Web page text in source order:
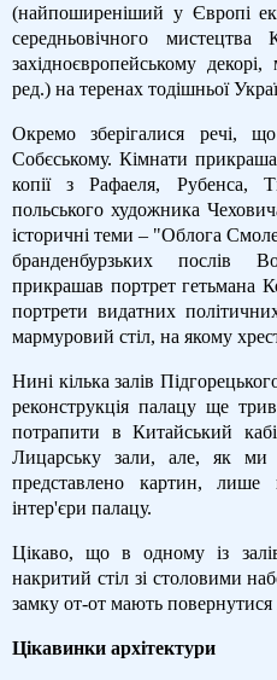
(найпоширеніший у Європі
середньовічного
західноєвропейському
ред.) на теренах тодішньої
Окремо зберігалися речі,
Собєському. Кімнати
копії з Рафаеля, Рубенса,
польського художника
історичні теми – "Облога
бранденбурзьких послів
прикрашав портрет гетьмана
портрети видатних
мармуровий стіл, на якому
Нині кілька залів
реконструкція палацу ще
потрапити в Китайський
Лицарську зали, але, як
представлено картин, лише
інтер'єри палацу.
Цікаво, що в одному із
накритий стіл зі столовими
замку от-от мають повернутися
Цікавинки архітектури